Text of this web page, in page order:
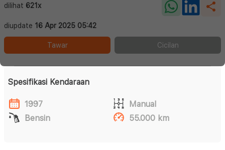
dilihat 621x
diupdate 16 Apr 2025 05:42
Tawar Cicilan
Spesifikasi Kendaraan
1997
Manual
Bensin
55.000 km